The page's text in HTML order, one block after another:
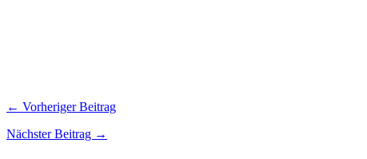
← Vorheriger Beitrag
Nächster Beitrag →